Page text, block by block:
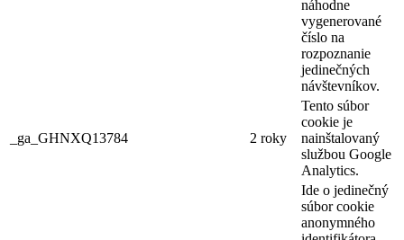
náhodne
vygenerované
číslo na
rozpoznanie
jedinečných
návštevníkov.
_ga_GHNXQ13784 2 roky
Tento súbor
cookie je
nainštalovaný
službou Google
Analytics.
Ide o jedinečný
súbor cookie
anonymného